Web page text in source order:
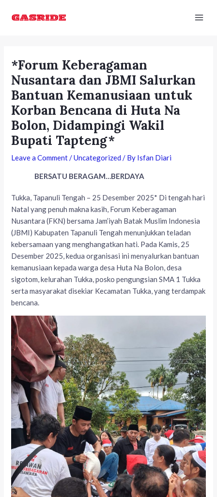
*Forum Keberagaman
Nusantara dan JBMI Salurkan
Bantuan Kemanusiaan untuk
Korban Bencana di Huta Na
Bolon, Didampingi Wakil
Bupati Tapteng*
Leave a Comment/Uncategorized / By Isfan Diari
BERSATU BERAGAM…BERDAYA
Tukka, Tapanuli Tengah – 25 Desember 2025* Di tengah hari
Natal yang penuh makna kasih, Forum Keberagaman
Nusantara (FKN) bersama Jam’iyah Batak Muslim Indonesia
(JBMI) Kabupaten Tapanuli Tengah menunjukkan teladan
kebersamaan yang menghangatkan hati. Pada Kamis, 25
Desember 2025, kedua organisasi ini menyalurkan bantuan
kemanusiaan kepada warga desa Huta Na Bolon, desa
sigotom, kelurahan Tukka, posko pengungsian SMA 1 Tukka
serta masyarakat disekiar Kecamatan Tukka, yang terdampak
bencana.
navigation